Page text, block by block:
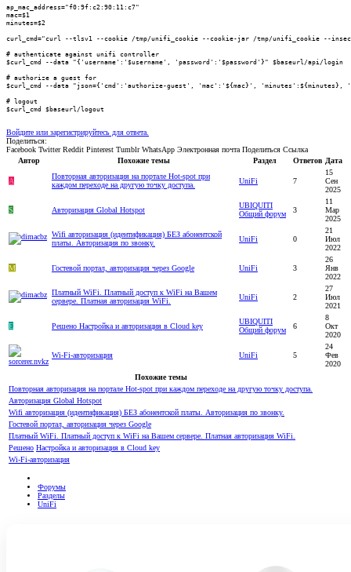
ap_mac_address="f0:9f:c2:90:11:c7"
mac=$1
minutes=$2
curl_cmd="curl --tlsv1 --cookie /tmp/unifi_cookie --cookie-jar /tmp/unifi_cookie --
# authenticate against unifi controller
$curl_cmd --data "{'username':'$username', 'password':'$password'}" $baseurl/api/login
# authorize a guest for
$curl_cmd --data "json={'cmd':'authorize-guest', 'mac':'${mac}', 'minutes':${minutes},
# logout
$curl_cmd $baseurl/logout
Войдите или зарегистрируйтесь для ответа.
Поделиться:
Facebook Twitter Reddit Pinterest Tumblr WhatsApp Электронная почта Поделиться Ссылка
Автор
Похожие темы Раздел Ответов Дата
A
Повторная авторизация на портале Hot-spot при
каждом переходе на другую точку доступа.
UniFi 7
15
Сен
2025
S Авторизация Global Hotspot
UBIQUITI
Общий форум
3
11
Мар
2025
Wifi авторизация (идентификация) БЕЗ абонентской
платы. Авторизация по звонку.
UniFi 0
21
Июл
2022
M Гостевой портал, авторизация через Google UniFi 3
26
Янв
2022
Платный WiFi. Платный доступ к WiFi на Вашем
сервере. Платная авторизация WiFi.
UniFi 2
27
Июл
2021
E Решено Настройка и авторизация в Cloud key
UBIQUITI
Общий форум
6
8
Окт
2020
Wi-Fi-авторизация UniFi 5
24
Фев
2020
Похожие темы
Повторная авторизация на портале Hot-spot при каждом переходе на другую точку доступа.
Авторизация Global Hotspot
Wifi авторизация (идентификация) БЕЗ абонентской платы. Авторизация по звонку.
Гостевой портал, авторизация через Google
Платный WiFi. Платный доступ к WiFi на Вашем сервере. Платная авторизация WiFi.
Решено Настройка и авторизация в Cloud key
Wi-Fi-авторизация
Форумы
Разделы
UniFi